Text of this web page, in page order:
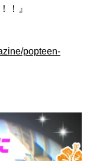
！』
popteen-